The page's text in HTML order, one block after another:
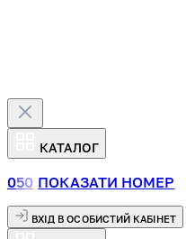
КАТАЛОГ
050 ПОКАЗАТИ НОМЕР
ВХІД В ОСОБИСТИЙ КАБІНЕТ